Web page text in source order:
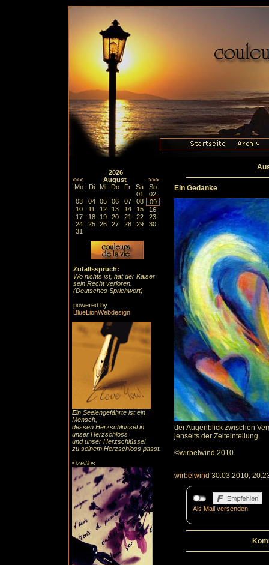
2026
<<<
August
>>>
Mo
Di Mi Do Fr Sa
So
01
02
03
04 05 06 07 08
09
10
11 12 13 14 15
16
17
18 19 20 21 22
23
24
25 26 27 28 29
30
31
Zufallsspruch:
Wo nichts ist, hat der Kaiser
sein Recht verloren.
(Deutsches Sprichwort)
powered by
BlueLionWebdesign
Ein Seelengefährte ist ein
Mensch,
dessen Herzschlüssel in
unser Herzschloss
und unser Herzschlüssel
zu seinem Herzschloss passt.
©zeitlos
Ein Gedanke
der Augenblick zwischen
jenseits der Zeiteinteilung.
©wirbelwind 2010
wirbelwind 30.03.2010,
Als Mail versenden